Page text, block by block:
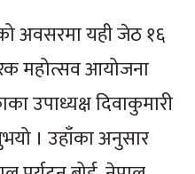
अवसरमा यही जेठ १६
महोत्सव आयोजना
उपाध्यक्ष दिवाकुमारी
। उहाँका अनुसार